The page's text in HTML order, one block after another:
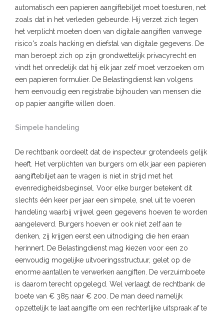
automatisch een papieren aangiftebiljet moet toesturen, net
zoals dat in het verleden gebeurde. Hij verzet zich tegen
het verplicht moeten doen van digitale aangiften vanwege
risico's zoals hacking en diefstal van digitale gegevens. De
man beroept zich op zijn grondwettelijk privacyrecht en
vindt het onredelijk dat hij elk jaar zelf moet verzoeken om
een papieren formulier. De Belastingdienst kan volgens
hem eenvoudig een registratie bijhouden van mensen die
op papier aangifte willen doen.
Simpele handeling
De rechtbank oordeelt dat de inspecteur grotendeels gelijk
heeft. Het verplichten van burgers om elk jaar een papieren
aangiftebiljet aan te vragen is niet in strijd met het
evenredigheidsbeginsel. Voor elke burger betekent dit
slechts één keer per jaar een simpele, snel uit te voeren
handeling waarbij vrijwel geen gegevens hoeven te worden
aangeleverd. Burgers hoeven er ook niet zelf aan te
denken, zij krijgen eerst een uitnodiging die hen eraan
herinnert. De Belastingdienst mag kiezen voor een zo
eenvoudig mogelijke uitvoeringsstructuur, gelet op de
enorme aantallen te verwerken aangiften. De verzuimboete
is daarom terecht opgelegd. Wel verlaagt de rechtbank de
boete van € 385 naar € 200. De man deed namelijk
opzettelijk te laat aangifte om een rechterlijke uitspraak af te